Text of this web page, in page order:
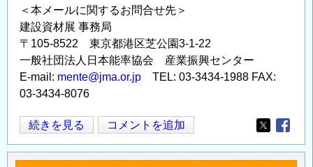
＜本メールに関するお問合せ先＞
建設資材展 事務局
〒105-8522 東京都港区芝公園3-1-22
一般社団法人日本能率協会 産業振興センター
E-mail: mente@jma.or.jp TEL: 03-3434-1988 FAX:
03-3434-8076
2016
年
7
続きを見る コメントを追加
Opens in